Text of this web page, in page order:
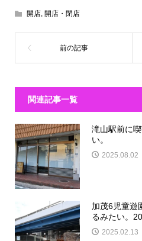
開店, 開店・閉店
関連記事一覧
滝山駅前に
い。
2025.08.02
加茂6児童遊
るみたい。
2025.02.13